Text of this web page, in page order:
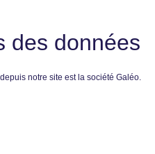
des données
notre site est la société Galéo.